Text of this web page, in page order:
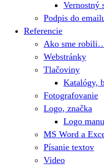
Vernostný
Podpis do
Referencie
Ako sme
Webstránky
Tlačoviny
Katalógy,
Fotografovanie
Logo, značka
Logo
MS Word a
Písanie textov
Video